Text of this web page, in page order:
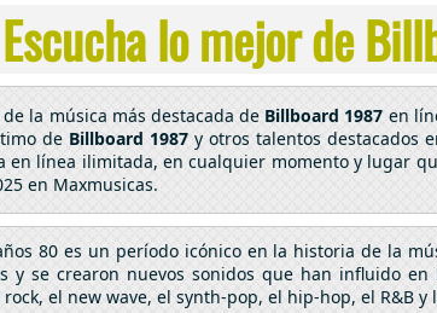
Escucha lo mejor de
la música más destacada de Billboard 1987 en
de Billboard 1987y otros talentos destacados
en línea ilimitada, en cualquier momento y lugar
en Maxmusicas.
80 es un período icónico en la historia de la
y se crearon nuevos sonidos que han influido
el new wave, el synth-pop, el hip-hop, el R&B y